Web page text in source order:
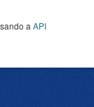
a API